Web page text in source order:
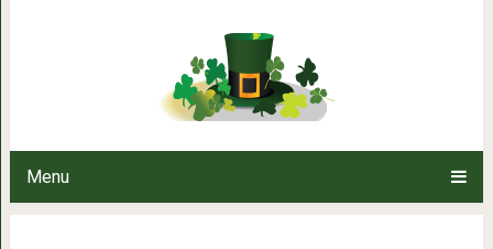
Menu
Во Франкфурте живёт
утро выходит на